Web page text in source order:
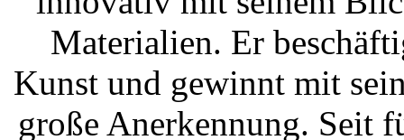
Materialien. Er
Kunst und gewinnt mit
große Anerkennung. Seit